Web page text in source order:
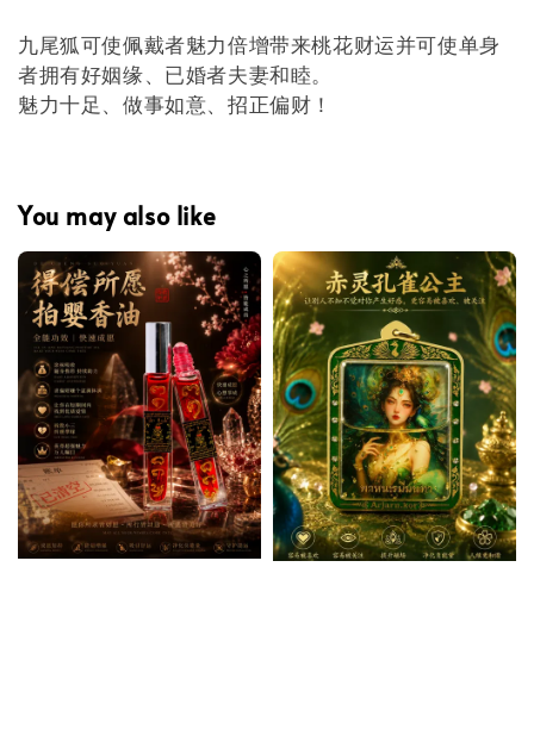
九尾狐可使佩戴者魅力倍增带来桃花财运并可使单身
者拥有好姻缘、已婚者夫妻和睦。
魅力十足、做事如意、招正偏财！
You may also like